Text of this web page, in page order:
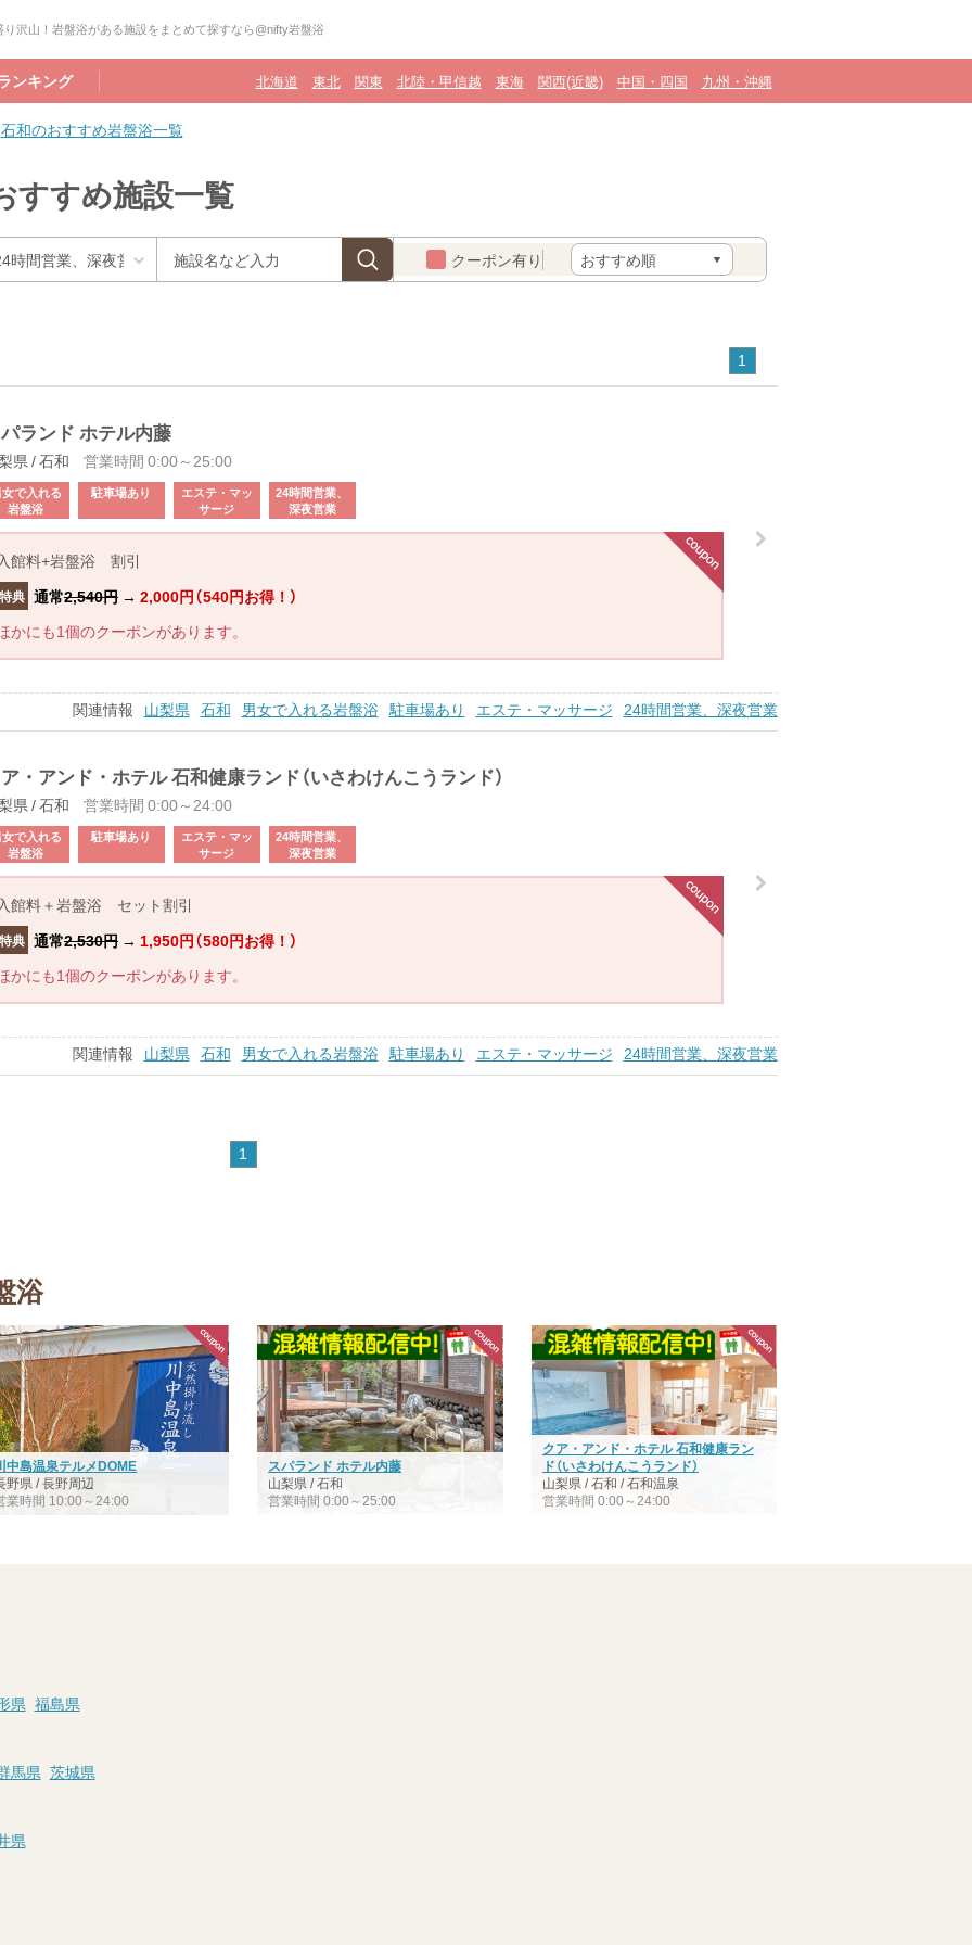
沢山！岩盤浴がある施設をまとめて探すなら@nifty岩盤浴
ンキング 北海道 東北 関東 北陸・甲信越 東海 関西(近畿) 中国・四国 九州・沖縄
石和のおすすめ岩盤浴一覧
すすめ施設一覧
クーポン有り
1
ランド ホテル内藤
県 / 石和 営業時間 0:00～25:00
で入れる
岩盤浴
駐車場あり
エステ・マッ
サージ
24時間営業、
深夜営業
館料+岩盤浴 割引
典 通常2,540円→ 2,000円（540円お得！）
かにも1個のクーポンがあります。
関連情報 山梨県 石和 男女で入れる岩盤浴 駐車場あり エステ・マッサージ 24時間営業、深夜営業
・アンド・ホテル 石和健康ランド（いさわけんこうランド）
県 / 石和 営業時間 0:00～24:00
で入れる
岩盤浴
駐車場あり
エステ・マッ
サージ
24時間営業、
深夜営業
館料＋岩盤浴 セット割引
典 通常2,530円→ 1,950円（580円お得！）
かにも1個のクーポンがあります。
関連情報 山梨県 石和 男女で入れる岩盤浴 駐車場あり エステ・マッサージ 24時間営業、深夜営業
1
浴
中島温泉テルメDOME
野県 / 長野周辺
業時間 10:00～24:00
スパランド ホテル内藤
山梨県 / 石和
営業時間 0:00～25:00
クア・アンド・ホテル 石和健康ラン
ド（いさわけんこうランド）
山梨県 / 石和 / 石和温泉
営業時間 0:00～24:00
県 福島県
馬県 茨城県
県